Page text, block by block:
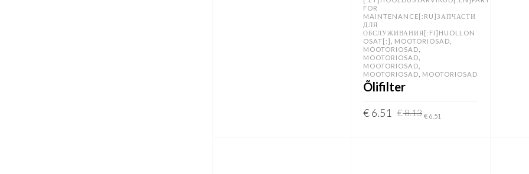
FOR
MAINTENANCE[:RU]ЗАПЧАСТИ
ДЛЯ
ОБСЛУЖИВАНИЯ[:FI]HUOLLON
OSAT[:]
MOOTORIOSAD
MOOTORIOSAD
MOOTORIOSAD,
MOOTORIOSAD,
MOOTORIOSAD, MOOTORIOSAD
Õlifilter
€8.13Algne
€6.51
Current
€ 6.51